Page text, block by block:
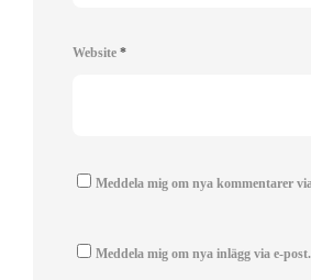
Website *
Meddela mig om nya kommentarer
Meddela mig om nya inlägg via e-post.